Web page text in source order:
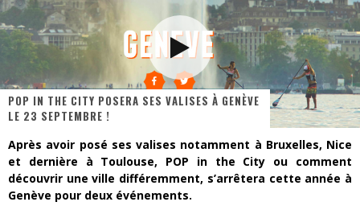
Star Fox
PsyRiver 2026 : la magie revient sur les rives de l’Aar
« MOFUSAND / Parler Japonais » – Des Expressions Pratiques !
Assassin's Creed Black Flag Resynced
« Le Vent dand les Saules » - Une Belle Histoire !
POP IN THE CITY POSERA SES VALISES À GENÈVE
LE 23 SEPTEMBRE !
Après avoir posé ses valises notamment à Bruxelles, Nice
et dernière à Toulouse, POP in the City ou comment
découvrir une ville différemment, s’arrêtera cette année à
Genève pour deux événements.